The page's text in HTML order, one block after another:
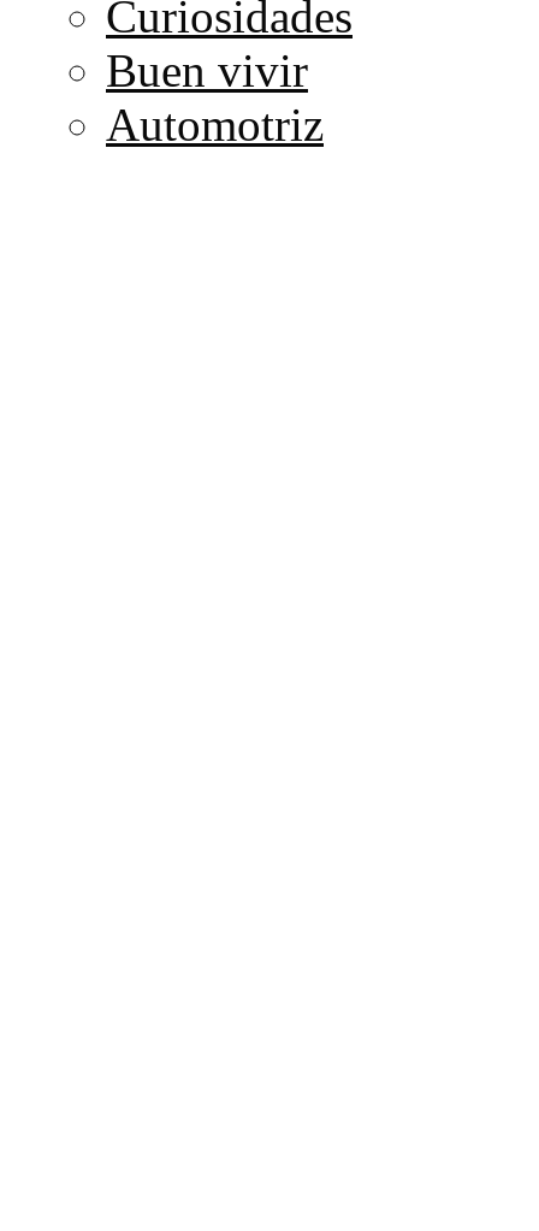
Curiosidades
Buen vivir
Automotriz